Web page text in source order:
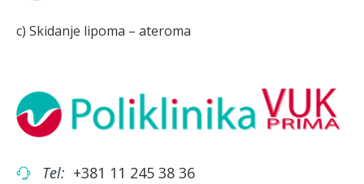
c) Skidanje lipoma – ateroma
Tel: +381 11 245 38 36